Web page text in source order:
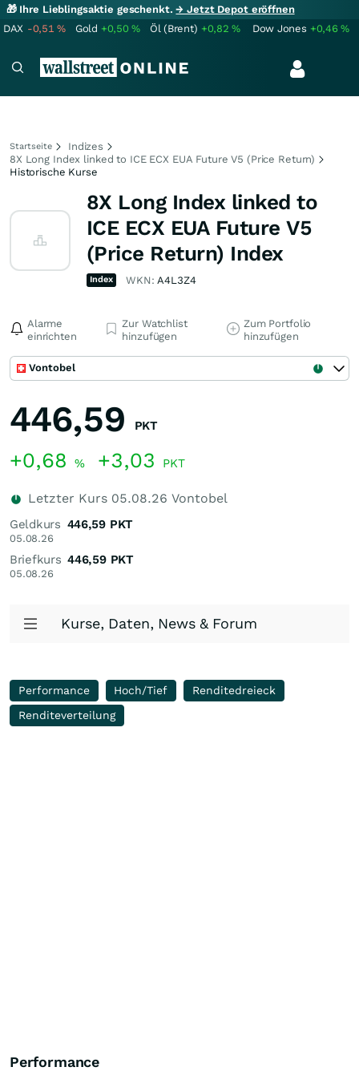
🎁 Ihre Lieblingsaktie geschenkt.→ Jetzt Depot eröffnen
DAX -0,51% Gold +0,50% Öl (Brent) +0,82% Dow Jones +0,46%
Startseite
Indizes
8X Long Index linked to ICE ECX EUA Future V5 (Price Return)
Historische Kurse
8X Long Index linked to
ICE ECX EUA Future V5
(Price Return) Index
Index WKN:A4L3Z4
Alarme
einrichten
Zur Watchlist
hinzufügen
Zum Portfolio
hinzufügen
Vontobel
446,59 PKT
+0,68 % +3,03 PKT
Letzter Kurs 05.08.26 Vontobel
Geldkurs
05.08.26
446,59 PKT
Briefkurs
05.08.26
446,59 PKT
Kurse, Daten, News & Forum
Performance Hoch/Tief
Renditedreieck
Renditeverteilung
Performance